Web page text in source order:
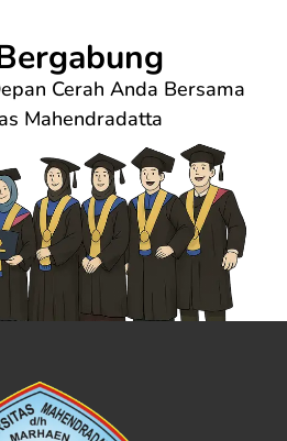
Cerah Anda Bersama
Mahendradatta